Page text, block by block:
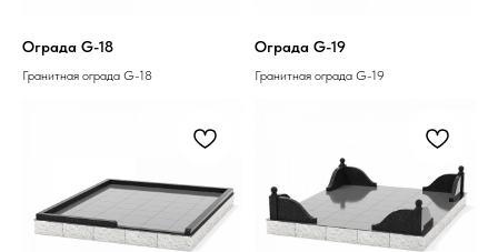
Ограда G-18
Гранитная ограда G-18
Ограда G-19
Гранитная ограда G-19